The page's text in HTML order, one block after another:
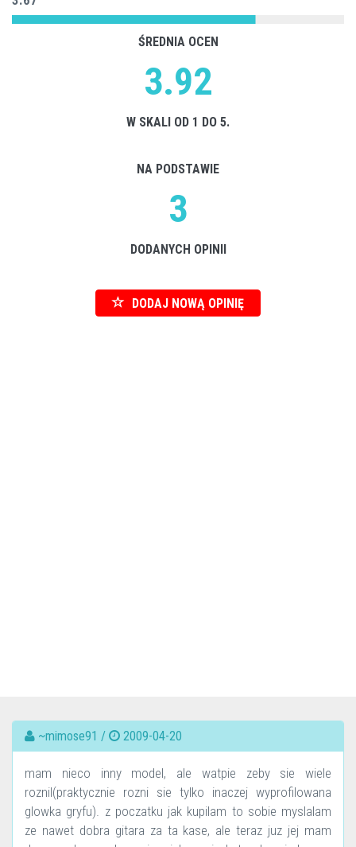
ŚREDNIA OCEN
3.92
W SKALI OD 1 DO 5.
NA PODSTAWIE
3
DODANYCH OPINII
DODAJ NOWĄ OPINIĘ
~mimose91 / 2009-04-20
mam nieco inny model, ale watpie zeby sie wiele
roznil(praktycznie rozni sie tylko inaczej wyprofilowana
glowka gryfu). z poczatku jak kupilam to sobie myslalam
ze nawet dobra gitara za ta kase, ale teraz juz jej mam